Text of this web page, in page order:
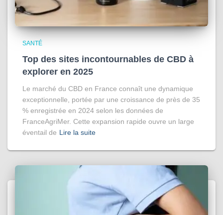
SANTÉ
Top des sites incontournables de CBD à
explorer en 2025
Le marché du CBD en France connaît une dynamique
exceptionnelle, portée par une croissance de près de 35
% enregistrée en 2024 selon les données de
FranceAgriMer. Cette expansion rapide ouvre un large
éventail de Lire la suite